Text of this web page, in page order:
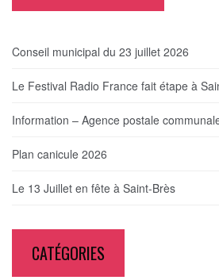
Conseil municipal du 23 juillet 2026
Le Festival Radio France fait étape à
Information – Agence postale
Plan canicule 2026
Le 13 Juillet en fête à Saint-Brès
CATÉGORIES